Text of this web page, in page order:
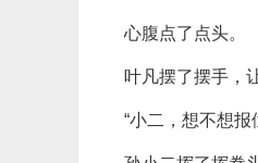
心腹点了点头。
叶凡摆了摆手，
“小二，想不想报